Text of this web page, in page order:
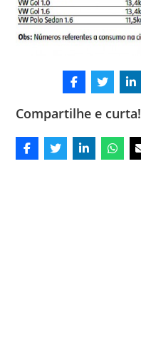
Compartilhe e curta!